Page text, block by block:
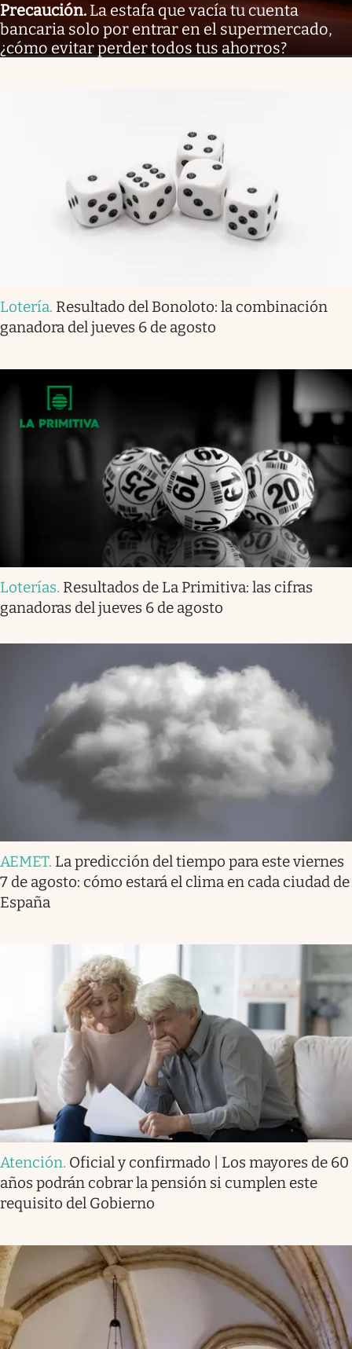
Precaución. La estafa que vacía tu cuenta
bancaria solo por entrar en el supermercado,
¿cómo evitar perder todos tus ahorros?
Lotería. Resultado del Bonoloto: la combinación
ganadora del jueves 6 de agosto
Loterías. Resultados de La Primitiva: las cifras
ganadoras del jueves 6 de agosto
AEMET. La predicción del tiempo para este viernes
7 de agosto: cómo estará el clima en cada ciudad de
España
Atención. Oficial y confirmado | Los mayores de 60
años podrán cobrar la pensión si cumplen este
requisito del Gobierno